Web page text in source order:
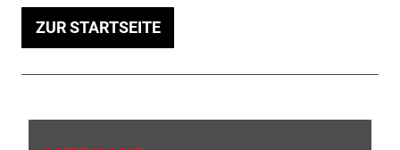
ZUR STARTSEITE